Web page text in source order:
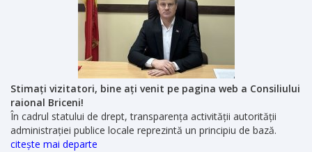
Stimați vizitatori, bine ați venit pe pagina web a Consiliului
raional Briceni!
În cadrul statului de drept, transparența activității autorității
administrației publice locale reprezintă un principiu de bază.
citește mai departe